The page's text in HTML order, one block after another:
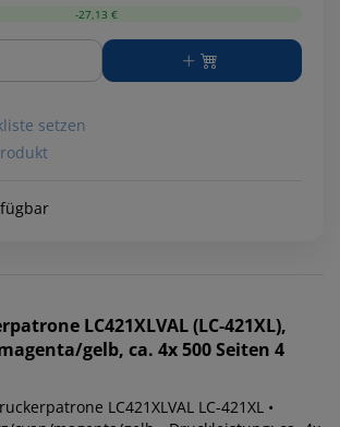
-27,13 €
setzen
LC421XLVAL (LC-421XL),
gelb, ca. 4x 500 Seiten 4
LC421XLVAL LC-421XL •